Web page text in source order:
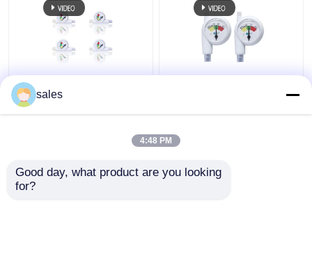
Van de de
Luchtroutedruk van
sales
4:48 PM
Good day, what product are you looking
for?